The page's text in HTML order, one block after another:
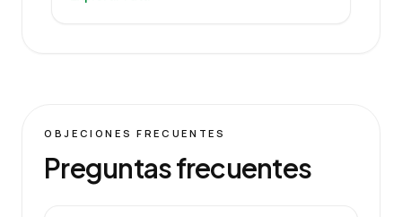
OBJECIONES FRECUENTES
Preguntas frecuentes